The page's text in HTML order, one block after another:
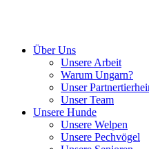
Über Uns
Unsere Arbeit
Warum Ungarn?
Unser
Unser Team
Unsere Hunde
Unsere Welpen
Unsere Pechvögel